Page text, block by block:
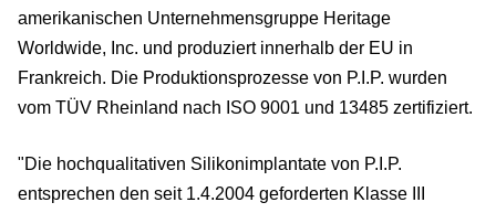
amerikanischen Unternehmensgruppe Heritage
Worldwide, Inc. und produziert innerhalb der EU in
Frankreich. Die Produktionsprozesse von P.I.P. wurden
vom TÜV Rheinland nach ISO 9001 und 13485 zertifiziert.
"Die hochqualitativen Silikonimplantate von P.I.P.
entsprechen den seit 1.4.2004 geforderten Klasse III